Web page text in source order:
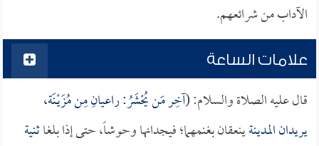
الآداب من شرائعهم.
علامات الساعة
قال عليه الصلاة والسلام: (آخِر مَن يُحْشَرُ: راعيانِ مِن مُزَيْـنَة،
يريدانالمدينةينعقان بغنمهما؛ فيجدانها وحوشاً، حتى إذا بلغاثنية